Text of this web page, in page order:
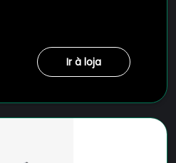
Ir à loja